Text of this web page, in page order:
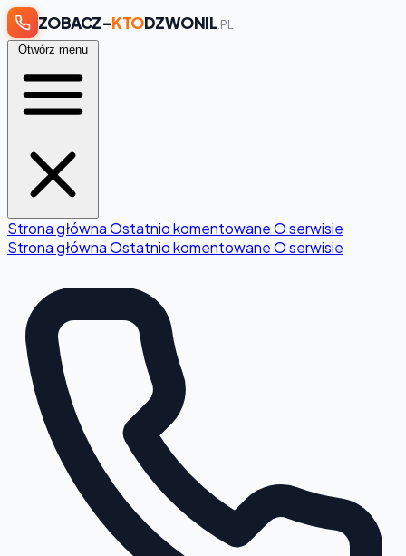
ZOBACZ-KTODZWONIL .PL
Otwórz menu
Strona głównaOstatnio komentowaneO serwisie
Strona głównaOstatnio komentowaneO serwisie